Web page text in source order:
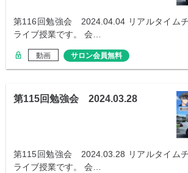
第116回勉強会 2024.04.04 リアルタイム
ライブ授業です。 会…
動画 サロン会員無料
第115回勉強会 2024.03.28
第115回勉強会 2024.03.28 リアルタイム
ライブ授業です。 会…